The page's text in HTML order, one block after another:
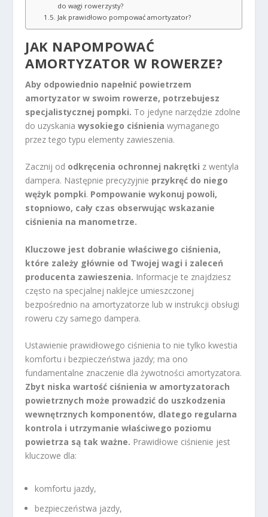
do wagi rowerzysty?
Jak prawidłowo pompować amortyzator?
JAK NAPOMPOWAĆ
AMORTYZATOR W ROWERZE?
Aby odpowiednio napełnić powietrzem
amortyzator w swoim rowerze, potrzebujesz
specjalistycznej pompki. To jedyne narzędzie zdolne
do uzyskaniawysokiego ciśnienia wymaganego
przez tego typu elementy zawieszenia.
Zacznij od odkręcenia ochronnej nakrętki z wentyla
dampera. Następnie precyzyjnie przykręć do niego
wężyk pompki. Pompowanie wykonuj powoli,
stopniowo, cały czas obserwując wskazanie
ciśnienia na manometrze.
Kluczowe jest dobranie właściwego ciśnienia,
które zależy głównie od Twojej wagi i zaleceń
producenta zawieszenia. Informacje te znajdziesz
często na specjalnej naklejce umieszczonej
bezpośrednio na amortyzatorze lub w instrukcji obsługi
roweru czy samego dampera.
Ustawienie prawidłowego ciśnienia to nie tylko kwestia
komfortu i bezpieczeństwa jazdy; ma ono
fundamentalne znaczenie dla żywotności amortyzatora.
Zbyt niska wartość ciśnienia w amortyzatorach
powietrznych może prowadzić do uszkodzenia
wewnętrznych komponentów, dlatego regularna
kontrola i utrzymanie właściwego poziomu
powietrza są tak ważne. Prawidłowe ciśnienie jest
kluczowe dla:
komfortu jazdy,
bezpieczeństwa jazdy,